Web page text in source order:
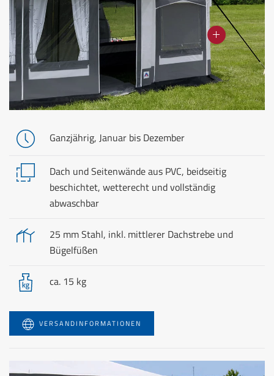
Ganzjährig, Januar bis Dezember
Dach und Seitenwände aus PVC, beidseitig
beschichtet, wetterecht und vollständig
abwaschbar
25 mm Stahl, inkl. mittlerer Dachstrebe und
Bügelfüßen
ca. 15 kg
VERSANDINFORMATIONEN